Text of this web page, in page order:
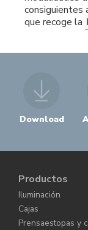
consiguientes
que recoge la
Download
Productos
Iluminación
Cajas
Prensaestopas y